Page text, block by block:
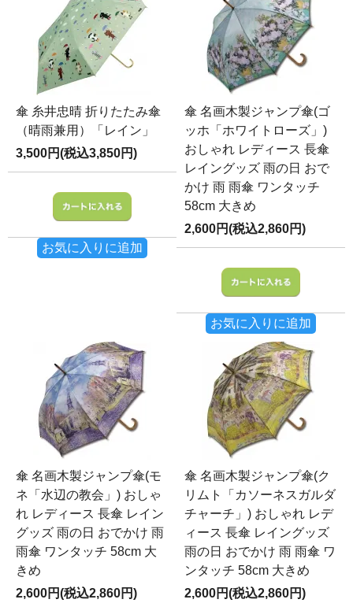
傘 糸井忠晴 折りたたみ傘
（晴雨兼用）「レイン」
3,500円(税込3,850円)
お気に入りに追加
傘 名画木製ジャンプ傘(ゴ
ッホ「ホワイトローズ」)
おしゃれ レディース 長傘
レイングッズ 雨の日 おで
かけ 雨 雨傘 ワンタッチ
58cm 大きめ
2,600円(税込2,860円)
お気に入りに追加
傘 名画木製ジャンプ傘(モ
ネ「水辺の教会」) おしゃ
れ レディース 長傘 レイン
グッズ 雨の日 おでかけ 雨
雨傘 ワンタッチ 58cm 大
きめ
2,600円(税込2,860円)
傘 名画木製ジャンプ傘(ク
リムト「カソーネスガルダ
チャーチ」) おしゃれ レデ
ィース 長傘 レイングッズ
雨の日 おでかけ 雨 雨傘 ワ
ンタッチ 58cm 大きめ
2,600円(税込2,860円)